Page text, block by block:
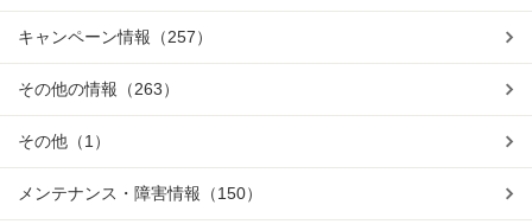
キャンペーン情報 （257）
その他の情報 （263）
その他 （1）
メンテナンス・障害情報 （150）